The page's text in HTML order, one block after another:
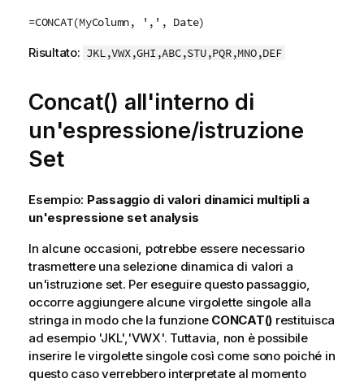
=CONCAT(MyColumn, ',', Date)
Risultato: JKL,VWX,GHI,ABC,STU,PQR,MNO,DEF
Concat() all'interno di
un'espressione/istruzione
Set
Esempio: Passaggio di valori dinamici multipli a
un'espressione set analysis
In alcune occasioni, potrebbe essere necessario
trasmettere una selezione dinamica di valori a
un'istruzione set. Per eseguire questo passaggio,
occorre aggiungere alcune virgolette singole alla
stringa in modo che la funzione CONCAT() restituisca
ad esempio 'JKL','VWX'. Tuttavia, non è possibile
inserire le virgolette singole così come sono poiché in
questo caso verrebbero interpretate al momento